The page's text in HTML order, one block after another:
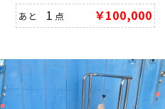
あと 1 点 ￥100,000